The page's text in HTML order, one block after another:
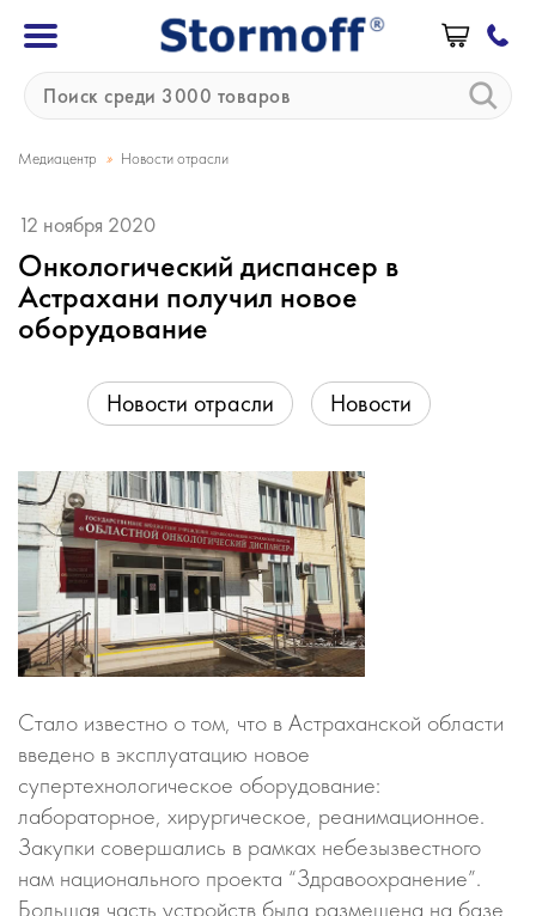
Медиацентр » Новости отрасли
12 ноября 2020
Онкологический диспансер в
Астрахани получил новое
оборудование
Новости отрасли Новости
Стало известно о том, что в Астраханской области
введено в эксплуатацию новое
супертехнологическое оборудование:
лабораторное, хирургическое, реанимационное.
Закупки совершались в рамках небезызвестного
нам национального проекта “Здравоохранение”.
Большая часть устройств была размещена на базе